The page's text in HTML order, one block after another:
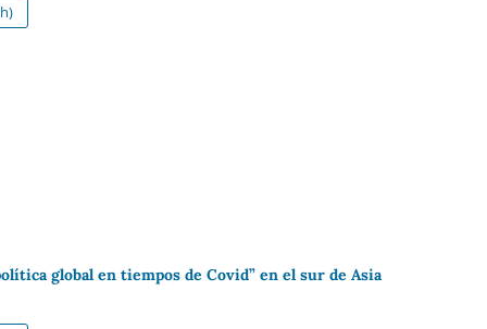
global en tiempos de Covid” en el sur de Asia